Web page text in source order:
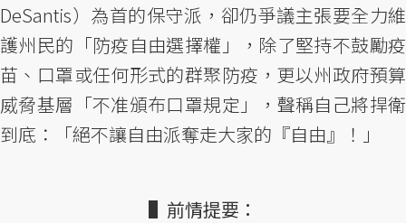
DeSantis）為首的保守派，卻仍爭議主張要全力維
護州民的「防疫自由選擇權」，除了堅持不鼓勵疫
苗、口罩或任何形式的群聚防疫，更以州政府預算
威脅基層「不准頒布口罩規定」，聲稱自己將捍衛
到底：「絕不讓自由派奪走大家的『自由』！」
▌前情提要：